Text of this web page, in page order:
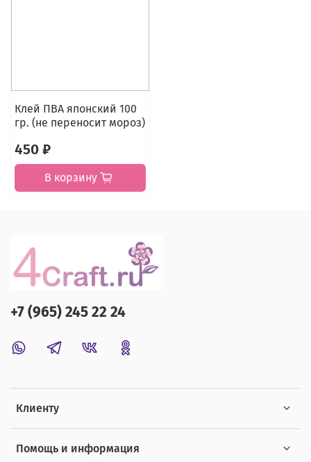
Клей ПВА японский 100
гр. (не переносит мороз)
450 ₽
В корзину
Клиенту
Помощь и информация
+7 (965) 245 22 24